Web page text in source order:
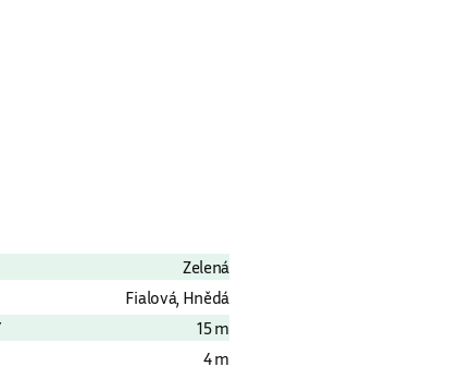
Zelená
Fialová, Hnědá
15 m